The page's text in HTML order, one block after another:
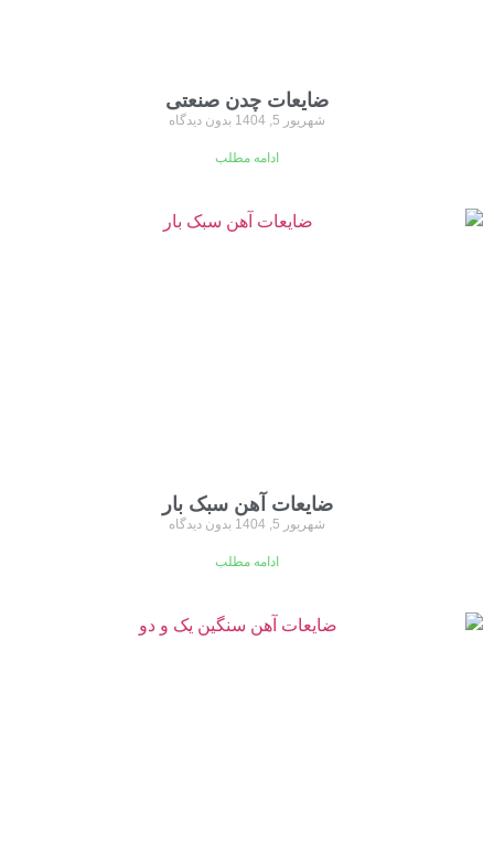
ضایعات چدن صنعتی
شهریور 5, 1404 بدون دیدگاه
ادامه مطلب
ضایعات آهن سبک بار
شهریور 5, 1404 بدون دیدگاه
ادامه مطلب